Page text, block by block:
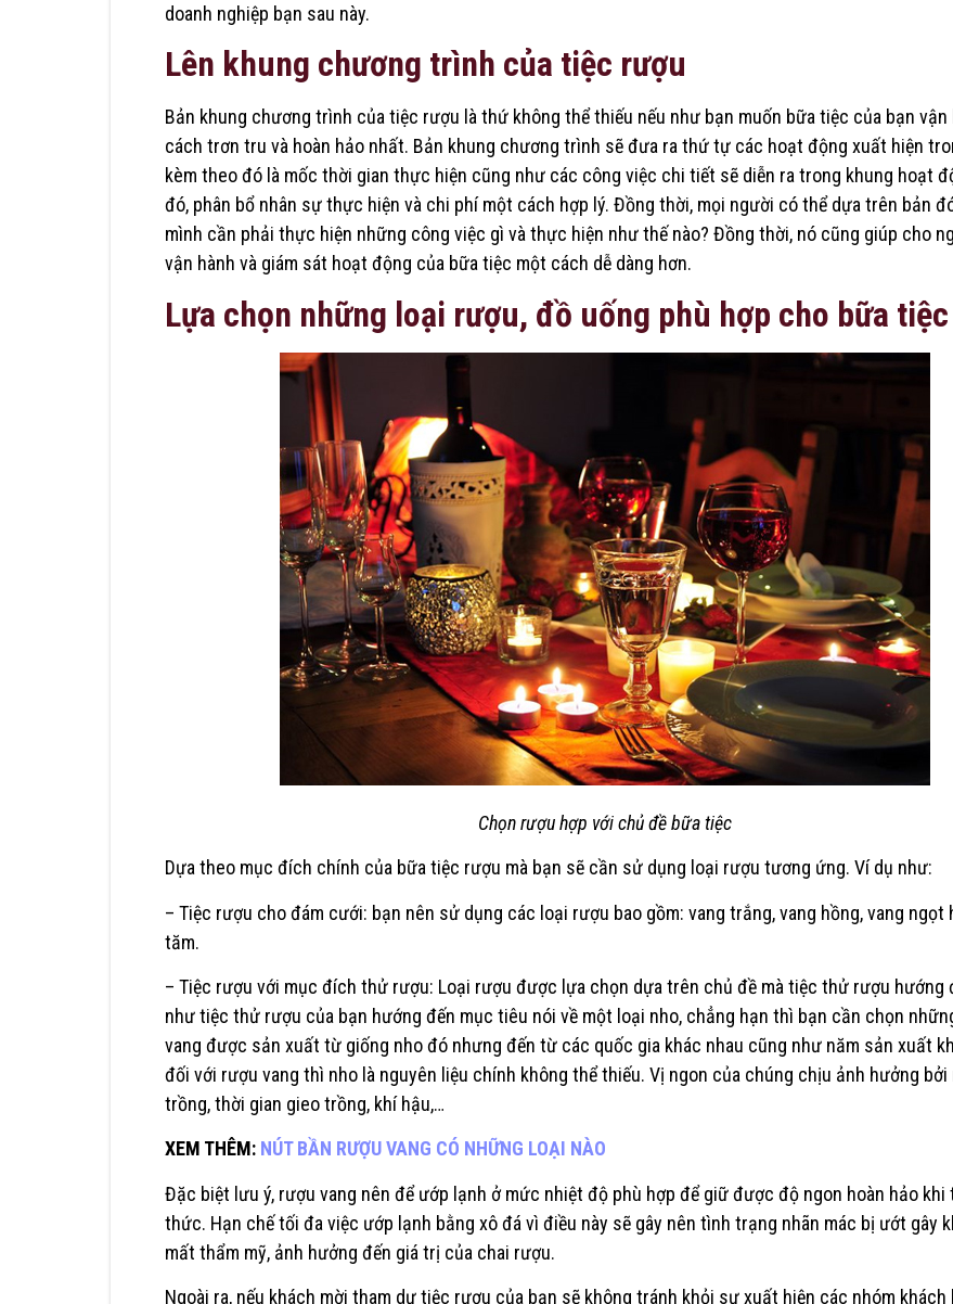
doanh nghiệp bạn sau này.
Lên khung chương trình của tiệc rượu
Bản khung chương trình của tiệc rượu là thứ không thể thiếu nếu như bạn muốn bữa tiệc của bạn vận
cách trơn tru và hoàn hảo nhất. Bản khung chương trình sẽ đưa ra thứ tự các hoạt động xuất hiện
kèm theo đó là mốc thời gian thực hiện cũng như các công việc chi tiết sẽ diễn ra trong khung hoạt
đó, phân bổ nhân sự thực hiện và chi phí một cách hợp lý. Đồng thời, mọi người có thể dựa trên bản
mình cần phải thực hiện những công việc gì và thực hiện như thế nào? Đồng thời, nó cũng giúp cho
vận hành và giám sát hoạt động của bữa tiệc một cách dễ dàng hơn.
Lựa chọn những loại rượu, đồ uống phù hợp cho bữa tiệc
Chọn rượu hợp với chủ đề bữa tiệc
Dựa theo mục đích chính của bữa tiệc rượu mà bạn sẽ cần sử dụng loại rượu tương ứng. Ví dụ như:
– Tiệc rượu cho đám cưới: bạn nên sử dụng các loại rượu bao gồm: vang trắng, vang hồng, vang ngọt
tăm.
– Tiệc rượu với mục đích thử rượu: Loại rượu được lựa chọn dựa trên chủ đề mà tiệc thử rượu hướng
như tiệc thử rượu của bạn hướng đến mục tiêu nói về một loại nho, chẳng hạn thì bạn cần chọn
vang được sản xuất từ giống nho đó nhưng đến từ các quốc gia khác nhau cũng như năm sản xuất
đối với rượu vang thì nho là nguyên liệu chính không thể thiếu. Vị ngon của chúng chịu ảnh hưởng
trồng, thời gian gieo trồng, khí hậu,…
XEM THÊM: NÚT BẦN RƯỢU VANG CÓ NHỮNG LOẠI NÀO
Đặc biệt lưu ý, rượu vang nên để ướp lạnh ở mức nhiệt độ phù hợp để giữ được độ ngon hoàn hảo khi
thức. Hạn chế tối đa việc ướp lạnh bằng xô đá vì điều này sẽ gây nên tình trạng nhãn mác bị ướt gây
mất thẩm mỹ, ảnh hưởng đến giá trị của chai rượu.
Ngoài ra, nếu khách mời tham dự tiệc rượu của bạn sẽ không tránh khỏi sự xuất hiện các nhóm